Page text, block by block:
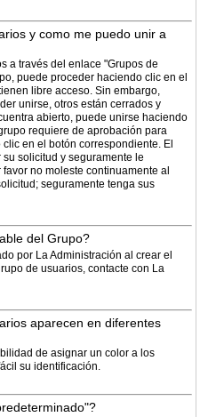
y como me puedo unir a
a través del enlace "Grupos de
puede proceder haciendo clic en el
libre acceso. Sin embargo,
unirse, otros están cerrados y
abierto, puede unirse haciendo
requiere de aprobación para
en el botón correspondiente. El
solicitud y seguramente le
no moleste continuamente al
seguramente tenga sus
del Grupo?
por La Administración al crear el
de usuarios, contacte con La
aparecen en diferentes
de asignar un color a los
su identificación.